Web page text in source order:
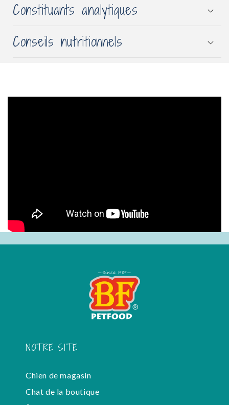
Constituants analytiques
Conseils nutritionnels
NOTRE SITE
Chien de magasin
Chat de la boutique